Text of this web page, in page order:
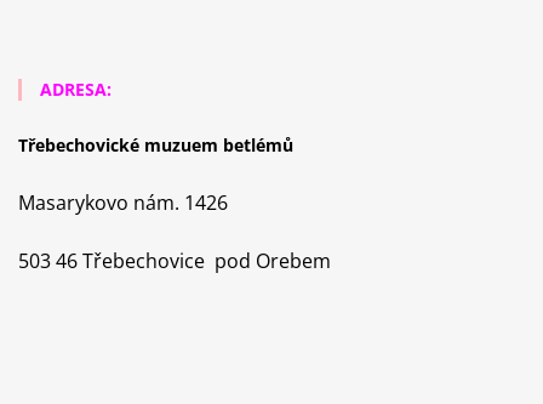
ADRESA:
Třebechovické muzuem betlémů
Masarykovo nám. 1426
503 46 Třebechovice pod Orebem